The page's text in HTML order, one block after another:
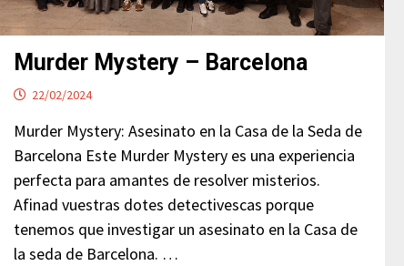
Murder Mystery – Barcelona
22/02/2024
Murder Mystery: Asesinato en la Casa de la Seda de
Barcelona Este Murder Mystery es una experiencia
perfecta para amantes de resolver misterios.
Afinad vuestras dotes detectivescas porque
tenemos que investigar un asesinato en la Casa de
la seda de Barcelona. …